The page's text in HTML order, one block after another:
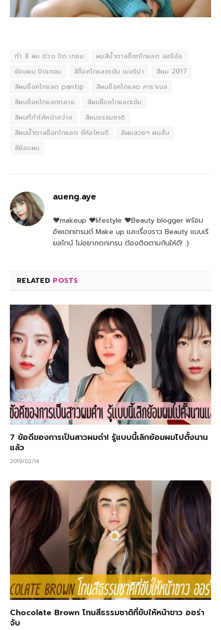
ทำ สี ผม ช่วง ปิด เทอม
ผมสีน้ําตาลช็อกโกแลต ลอรีอัล
ย้อมผม ปิดเทอม
สีช็อคโกแลตเข้ม เบอริน่า
สีผม 2017
สีผมช็อคโกแลต pantip
สีผมช็อคโกแลต คาราเมล
สีผมช็อคโกแลตกลาง
สีผมช็อคโกแลตเข้ม
สีผมที่ทําให้หน้าสว่าง
สีผมธรรมชาติ
สีผมน้ําตาลช็อกโกแลต ยี่ห้อไหนดี
สีผมสวยๆ ผมสั้น
สีย้อมผม
aueng.aye
♥makeup ♥lifestyle ♥Beauty blogger พร้อม
อัพเดทเทรนด์ Make up และเรื่องราว Beauty แบบเรี
ยลไทน์ ไม่อยากตกเทรน ต้องติดตามกันให้ดี! :)
RELATED POSTS
7 ข้อดีของการเป็นสาวผมดำ! รู้แบบนี้เลิกย้อมผมไปตั้งนาน
แล้ว
2019/02/14
Chocolate Brown โทนสีธรรมชาติที่ขับให้หน้าขาว ออร่า
จับ